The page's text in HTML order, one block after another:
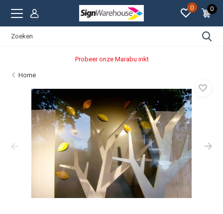
0 0
Probeer onze Marabu inkt
Home